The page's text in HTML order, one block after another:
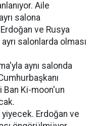
Aile
salona
ve Rusya
salonlarda olması
aynı salonda
Ban Ki-moon'un
Erdoğan ve